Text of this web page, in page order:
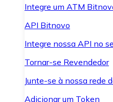
Integre um ATM
API Bitnovo
Integre nossa API no
Tornar-se Revendedor
Junte-se à nossa rede
Adicionar um Token